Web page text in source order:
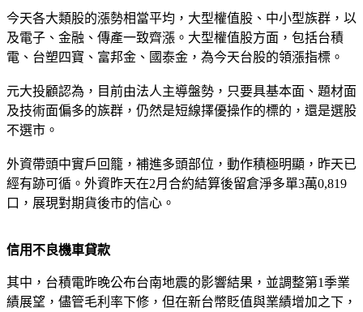
今天各大類股的漲勢相當平均，大型權值股、中小型族群，以
及電子、金融、傳產一致齊漲。大型權值股方面，包括台積
電、台塑四寶、富邦金、國泰金，為今天台股的領漲指標。
元大投顧認為，目前由法人主導盤勢，只要具基本面、題材面
及技術面偏多的族群，仍然是短線擇優操作的標的，還是選股
不選市。
外資帶頭中實戶回籠，補進多頭部位，動作積極明顯，昨天已
經有跡可循。外資昨天在2月合約結算後留倉淨多單3萬0,819
口，展現對期貨後市的信心。
信用不良機車貸款
其中，台積電昨晚公布台南地震的影響結果，並調整第1季業
績展望，儘管毛利率下修，但在新台幣貶值與業績增加之下，